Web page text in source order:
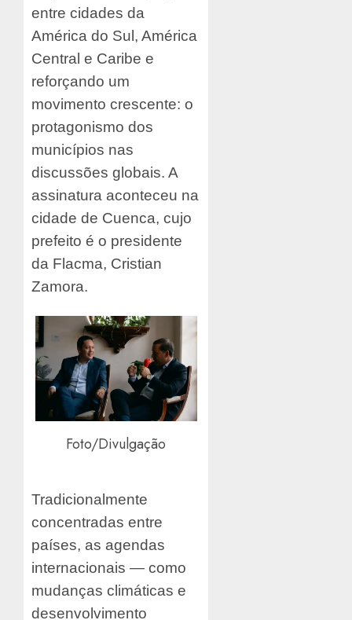
entre cidades da
América do Sul, América
Central e Caribe e
reforçando um
movimento crescente: o
protagonismo dos
municípios nas
discussões globais. A
assinatura aconteceu na
cidade de Cuenca, cujo
prefeito é o presidente
da Flacma, Cristian
Zamora.
Foto/Divulgação
Tradicionalmente
concentradas entre
países, as agendas
internacionais — como
mudanças climáticas e
desenvolvimento